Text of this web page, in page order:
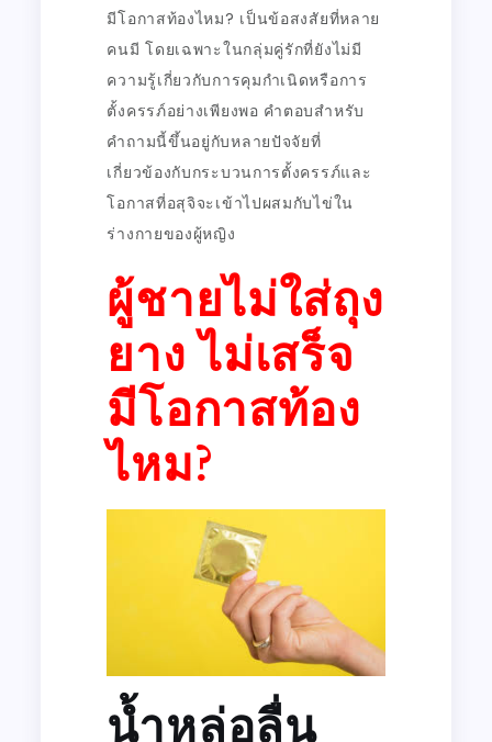
มีโอกาสท้องไหม? เป็นข้อสงสัยที่หลาย
คนมี โดยเฉพาะในกลุ่มคู่รักที่ยังไม่มี
ความรู้เกี่ยวกับการคุมกำเนิดหรือการ
ตั้งครรภ์อย่างเพียงพอ คำตอบสำหรับ
คำถามนี้ขึ้นอยู่กับหลายปัจจัยที่
เกี่ยวข้องกับกระบวนการตั้งครรภ์และ
โอกาสที่อสุจิจะเข้าไปผสมกับไข่ใน
ร่างกายของผู้หญิง
ผู้ชายไม่ใส่ถุง
ยาง ไม่เสร็จ
มีโอกาสท้อง
ไหม?
น้ำหล่อลื่น